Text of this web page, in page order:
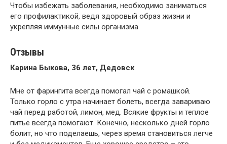
Чтобы избежать заболевания, необходимо заниматься
его профилактикой, ведя здоровый образ жизни и
укрепляя иммунные силы организма.
Отзывы
Карина Быкова, 36 лет, Дедовск.
Мне от фарингита всегда помогал чай с ромашкой.
Только горло с утра начинает болеть, всегда завариваю
чай перед работой, лимон, мед. Всякие фрукты и теплое
питье всегда помогают. Конечно, несколько дней горло
болит, но что поделаешь, через время становиться легче